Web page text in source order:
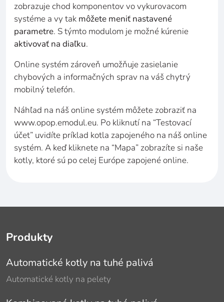
zobrazuje chod komponentov vo vykurovacom
systéme a vy tak môžete meniť nastavené
parametre. S týmto modulom je možné kúrenie
aktivovať na diaľku.
Online systém zároveň umožňuje zasielanie
chybových a informačných sprav na váš chytrý
mobilný telefón.
Náhľad na náš online systém môžete zobraziť na
www.opop.emodul.eu. Po kliknutí na “Testovací
účet” uvidíte príklad kotla zapojeného na náš online
systém. A keď kliknete na “Mapa” zobrazíte si naše
kotly, ktoré sú po celej Európe zapojené online.
Produkty
Automatické kotly na tuhé palivá
Automatické kotly na pelety